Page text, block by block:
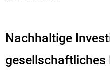
Nachhaltige
gesellschaftliches